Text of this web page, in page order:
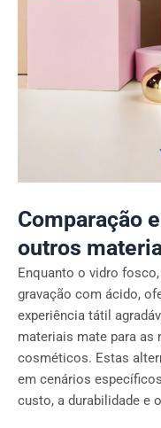
Comparação
outros
Enquanto o vidro
gravação com ácido,
experiência tátil
materiais mate para as
cosméticos. Estas
em cenários
custo, a durabilidade e